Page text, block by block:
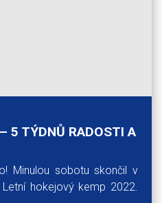
5 TÝDNŮ RADOSTI A
Minulou sobotu skončil v
Letní hokejový kemp 2022.